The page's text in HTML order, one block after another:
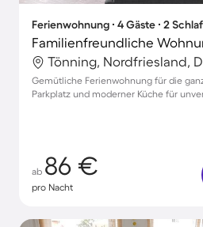
Ferienwohnung ∙ 4 Gäste ∙ 2
Familienfreundliche
Tönning, Nordfriesland,
Gemütliche Ferienwohnung für die
Parkplatz und moderner Küche für
ab 86 €
pro Nacht